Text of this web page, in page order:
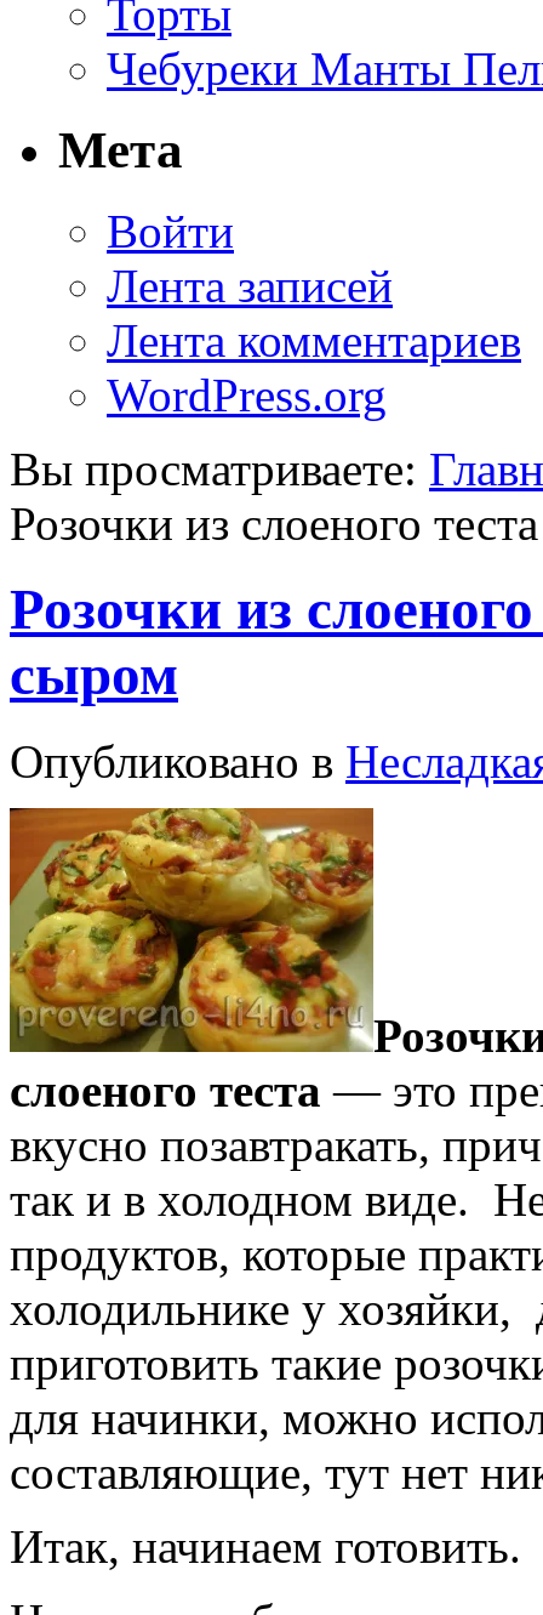
Торты
Чебуреки Манты
Мета
Войти
Лента записей
Лента комментариев
WordPress.org
Вы просматриваете:
Розочки из слоеного
Розочки из
сыром
Опубликовано в
слоеного теста — это
вкусно позавтракать,
так и в холодном виде.
продуктов, которые
холодильнике у
приготовить такие
для начинки, можно
составляющие, тут нет
Итак, начинаем готовить.